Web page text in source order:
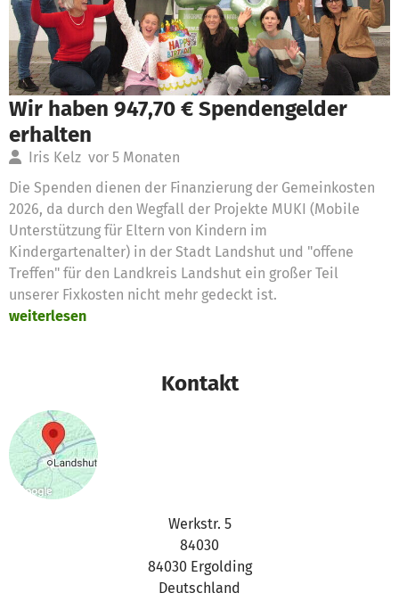
Wir haben 947,70 € Spendengelder
erhalten
Iris Kelz vor 5 Monaten
Die Spenden dienen der Finanzierung der Gemeinkosten
2026, da durch den Wegfall der Projekte MUKI (Mobile
Unterstützung für Eltern von Kindern im
Kindergartenalter) in der Stadt Landshut und "offene
Treffen" für den Landkreis Landshut ein großer Teil
unserer Fixkosten nicht mehr gedeckt ist.
weiterlesen
Kontakt
Werkstr. 5
84030
84030 Ergolding
Deutschland